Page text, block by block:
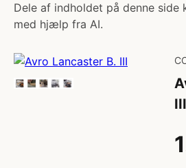
Dele af indholdet på denne side
med hjælp fra AI.
III